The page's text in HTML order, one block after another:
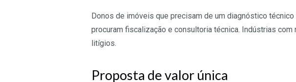
Donos de imóveis que precisam de um diagnóstico
procuram fiscalização e consultoria técnica. Indústrias
litígios.
Proposta de valor única